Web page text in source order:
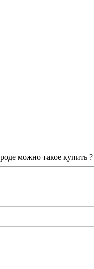
можно такое купить